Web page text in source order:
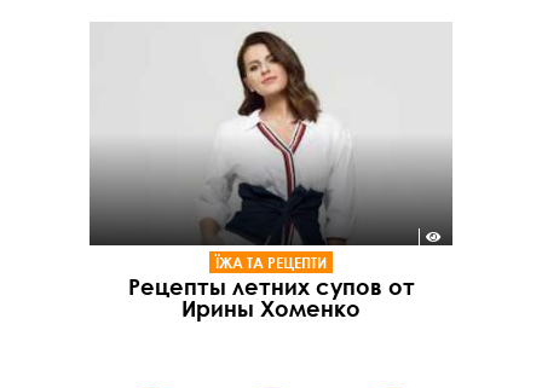
ЇЖА ТА РЕЦЕПТИ
Рецепты летних супов от
Ирины Хоменко